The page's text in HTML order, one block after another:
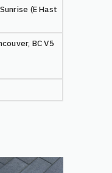
(E Hast
BC V5